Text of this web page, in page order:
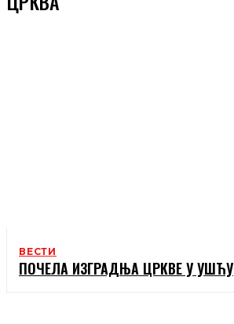
ВЕСТИ
ПОЧЕЛА ИЗГРАДЊА ЦРКВЕ У УШЋУ